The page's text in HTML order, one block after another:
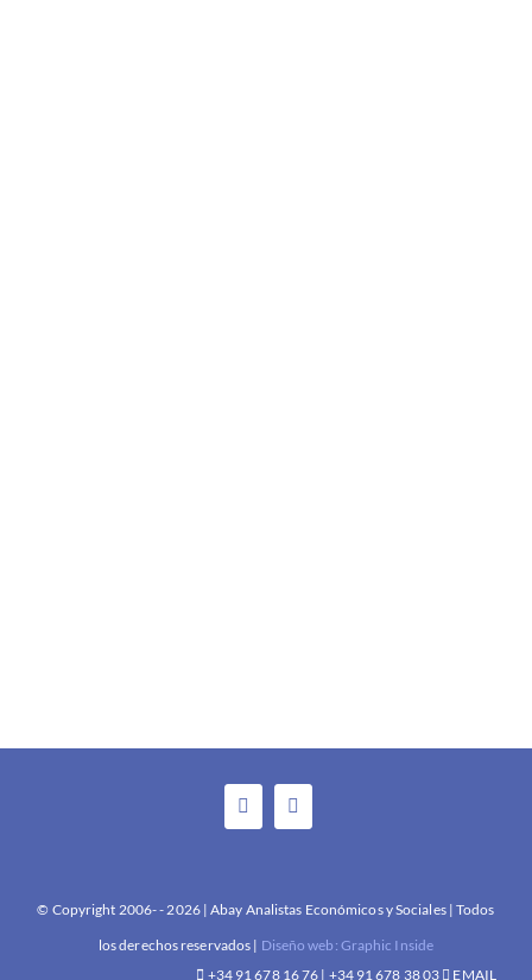
© Copyright 2006- -2026 | Abay Analistas Económicos y Sociales | Todos
los derechos reservados | Diseño web: Graphic Inside
+34 91 678 16 76 | +34 91 678 38 03
EMAIL